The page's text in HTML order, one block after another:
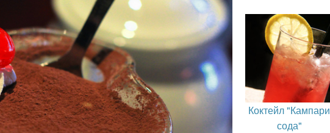
Коктейл "Кампари
сода"